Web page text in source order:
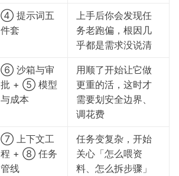
④ 提示词五
件套
上手后你会发现任
务老跑偏，根因几
乎都是需求没说清
⑥ 沙箱与审
批 + ⑤ 模型
与成本
用顺了开始让它做
更重的活，这时才
需要划安全边界、
调花费
⑦ 上下文工
程 + ⑧ 任务
管线
任务变复杂，开始
关心「怎么喂资
料、怎么拆步骤」